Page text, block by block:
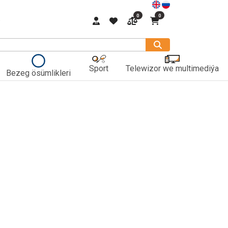
0 0
Bezeg ösümlikleri Sport Telewizor we multimediýa